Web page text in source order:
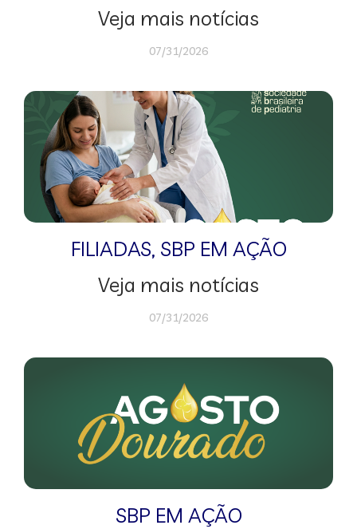
Veja mais notícias
07/31/2026
FILIADAS, SBP EM AÇÃO
Veja mais notícias
07/31/2026
SBP EM AÇÃO